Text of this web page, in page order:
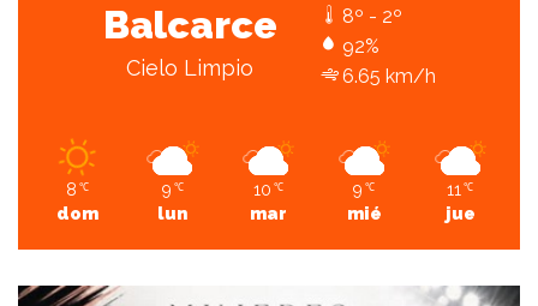
Balcarce
Cielo Limpio
8º - 2º
92%
6.65 km/h
8 ℃
dom
9 ℃
lun
10 ℃
mar
9 ℃
mié
11 ℃
jue